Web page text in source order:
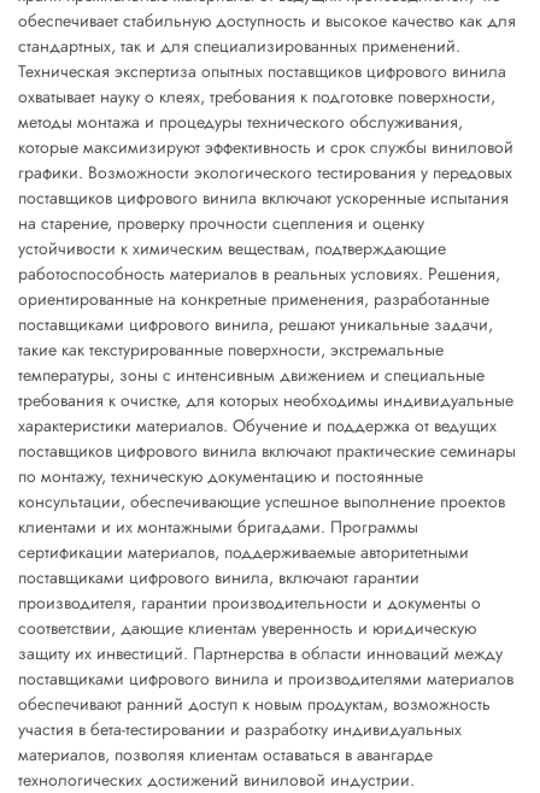
обеспечивает стабильную доступность и высокое качество как для
стандартных, так и для специализированных применений.
Техническая экспертиза опытных поставщиков цифрового винила
охватывает науку о клеях, требования к подготовке поверхности,
методы монтажа и процедуры технического обслуживания,
которые максимизируют эффективность и срок службы виниловой
графики. Возможности экологического тестирования у передовых
поставщиков цифрового винила включают ускоренные испытания
на старение, проверку прочности сцепления и оценку
устойчивости к химическим веществам, подтверждающие
работоспособность материалов в реальных условиях. Решения,
ориентированные на конкретные применения, разработанные
поставщиками цифрового винила, решают уникальные задачи,
такие как текстурированные поверхности, экстремальные
температуры, зоны с интенсивным движением и специальные
требования к очистке, для которых необходимы индивидуальные
характеристики материалов. Обучение и поддержка от ведущих
поставщиков цифрового винила включают практические семинары
по монтажу, техническую документацию и постоянные
консультации, обеспечивающие успешное выполнение проектов
клиентами и их монтажными бригадами. Программы
сертификации материалов, поддерживаемые авторитетными
поставщиками цифрового винила, включают гарантии
производителя, гарантии производительности и документы о
соответствии, дающие клиентам уверенность и юридическую
защиту их инвестиций. Партнерства в области инноваций между
поставщиками цифрового винила и производителями материалов
обеспечивают ранний доступ к новым продуктам, возможность
участия в бета-тестировании и разработку индивидуальных
материалов, позволяя клиентам оставаться в авангарде
технологических достижений виниловой индустрии.